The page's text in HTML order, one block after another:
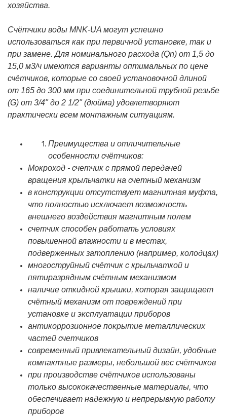
хозяйства.
Счётчики воды MNK-UA могут успешно
использоваться как при первичной установке, так и
при замене. Для номинального расхода (Qn) от 1,5 до
15,0 м3/ч имеются варианты оптимальных по цене
счётчиков, которые со своей установочной длиной
от 165 до 300 мм при соединительной трубной резьбе
(G) от 3/4" до 2 1/2" (дюйма) удовлетворяют
практически всем монтажным ситуациям.
Преимущества и отличительные
особенности счётчиков:
Мокроход - счетчик с прямой передачей
вращения крыльчатки на счетный механизм
в конструкции отсутствует магнитная муфта,
что полностью исключает возможность
внешнего воздействия магнитным полем
счетчик способен работать условиях
повышенной влажности и в местах,
подверженных затоплению (например, колодцах)
многоструйный счётчик с крыльчаткой и
пятиразрядным счётным механизмом
наличие откидной крышки, которая защищает
счётный механизм от повреждений при
установке и эксплуатации приборов
антикоррозионное покрытие металлических
частей счетчиков
современный привлекательный дизайн, удобные
компактные размеры, небольшой вес счётчиков
при производстве счётчиков использованы
только высококачественные материалы, что
обеспечивает надежную и непрерывную работу
приборов